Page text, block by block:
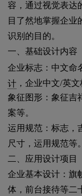
容，通过视觉表达
目了然地掌握企业
识别的目的。
一、基础设计内容
企业标志：中文命
计 ，企业中文/英
象征图形：象征吉
案等。
运用规范：标志，
尺寸，运用规范等。
二、应用设计项目
企业基本设计：旗
体，前台接待等二